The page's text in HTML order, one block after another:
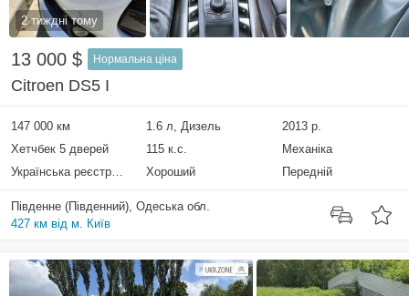
2 тиждні тому
13 000 $ Нормальна ціна
Citroen DS5 I
147 000 км 1.6 л, Дизель
2013 р.
Хетчбек 5 дверей
115 к.с.
Механіка
Українська реєстрація
Хороший Передній
Південне (Південний), Одеська обл.
427 км від м. Київ